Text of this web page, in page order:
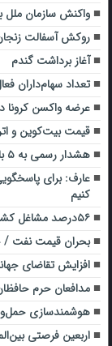
واکنش سازمان ملل
روکش آسفالت زنجان_قزوین با اعتبار
آغاز برداشت گندم
تعداد سهام‌داران فعال بورس از
عرضه واکسن کرونا
قیمت بیت‌کوین و
هشدار رسمی به ۵ بانک دیگر | انحلال بعدی در راه است؟
عارف: برای
کنیم
۵۶درصد مشاغل کشور غیررسمی است
بحران قیمت نفت /
افزایش تقاضای
مدافعان حرم
هوشمندسازی
اربعین فرصتی